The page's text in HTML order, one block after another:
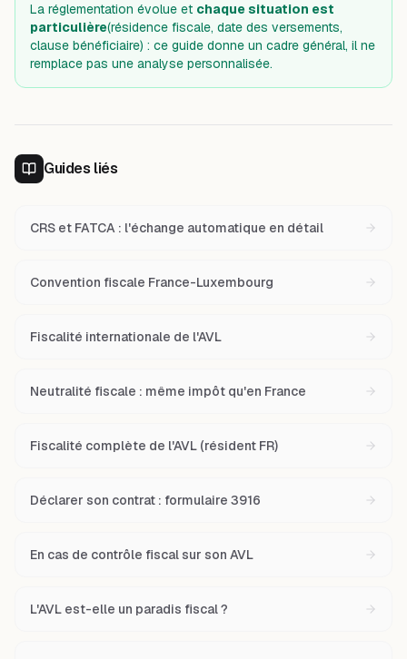
La réglementation évolue et chaque situation est
particulière(résidence fiscale, date des versements,
clause bénéficiaire) : ce guide donne un cadre général, il ne
remplace pas une analyse personnalisée.
Guides liés
CRS et FATCA : l'échange automatique en détail
Convention fiscale France-Luxembourg
Fiscalité internationale de l'AVL
Neutralité fiscale : même impôt qu'en France
Fiscalité complète de l'AVL (résident FR)
Déclarer son contrat : formulaire 3916
En cas de contrôle fiscal sur son AVL
L'AVL est-elle un paradis fiscal ?